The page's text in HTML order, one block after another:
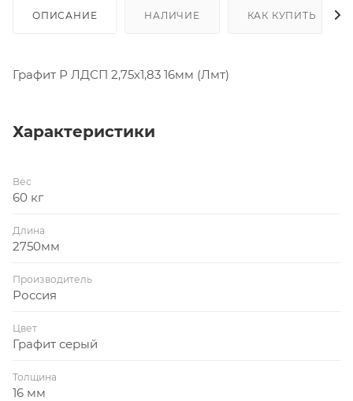
ОПИСАНИЕ НАЛИЧИЕ КАК КУПИТЬ
Графит Р ЛДСП 2,75х1,83 16мм (Лмт)
Характеристики
Вес
60 кг
Длина
2750мм
Производитель
Россия
Цвет
Графит серый
Толщина
16 мм